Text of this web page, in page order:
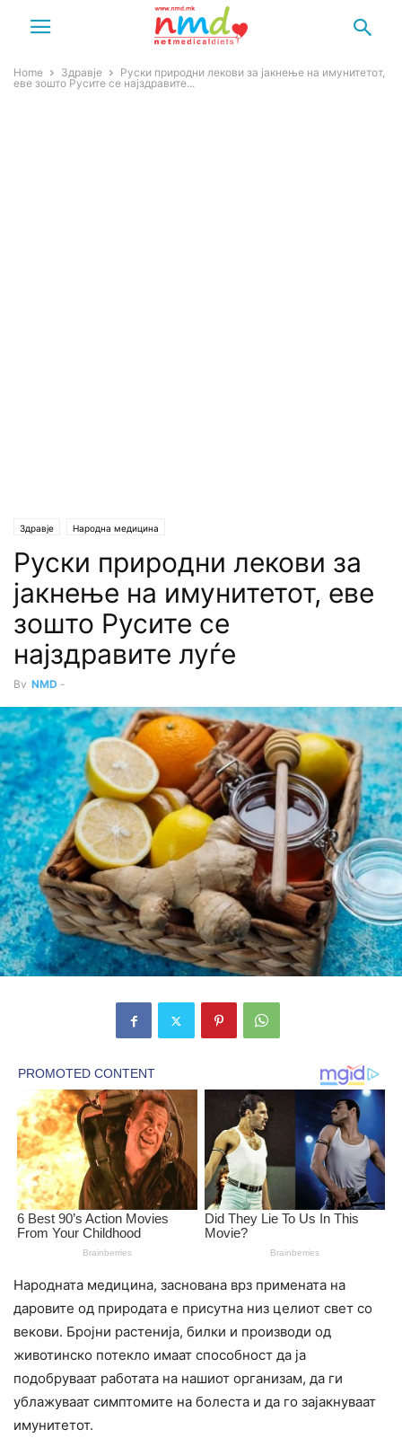
Home Здравје
Руски природни лекови за јакнење на имунитетот,
еве зошто Русите се најздравите...
Здравје Народна медицина
Руски природни лекови за
јакнење на имунитетот, еве
зошто Русите се
најздравите луѓе
By NMD -
Народната медицина, заснована врз примената на
даровите од природата е присутна низ целиот свет со
векови. Бројни растенија, билки и производи од
животинско потекло имаат способност да ја
подобруваат работата на нашиот организам, да ги
ублажуваат симптомите на болеста и да го зајакнуваат
имунитетот.